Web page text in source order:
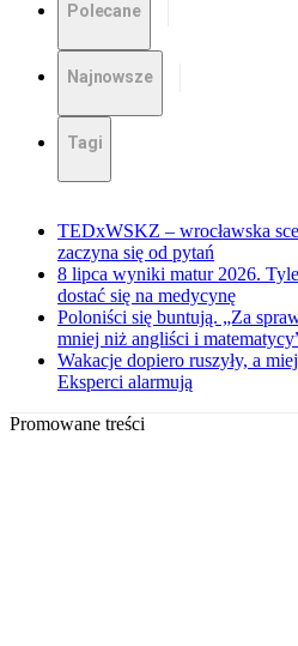
Polecane
Najnowsze
Tagi
TEDxWSKZ – wrocławska
zaczyna się od pytań
8 lipca wyniki matur 2026.
dostać się na medycynę
Poloniści się buntują. „Za
mniej niż angliści i
Wakacje dopiero ruszyły, a
Eksperci alarmują
Promowane treści